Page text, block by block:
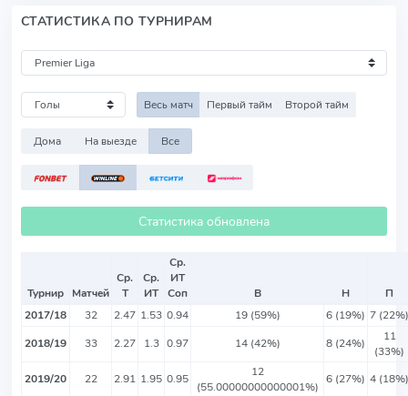
СТАТИСТИКА ПО ТУРНИРАМ
Весь матч Первый тайм Второй тайм
Дома На выезде Все
Статистика обновлена
Турнир Матчей
Ср.
Т
Ср.
ИТ
Ср.
ИТ
Соп
В Н
П
2017/18
32 2.47 1.53 0.94 19 (59%) 6 (19%) 7 (22%)
2018/19
33 2.27 1.3 0.97 14 (42%) 8 (24%)
11
(33%)
2019/20
22 2.91 1.95 0.95
12
(55.00000000000001%)
6 (27%) 4 (18%)